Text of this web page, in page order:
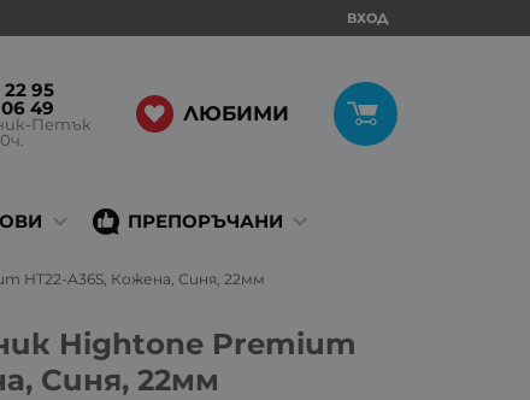
ВХОД
22 95
49
Петък
ЛЮБИМИ
ПРЕПОРЪЧАНИ
HT22-A36S, Кожена, Синя, 22мм
Hightone Premium
Синя, 22мм